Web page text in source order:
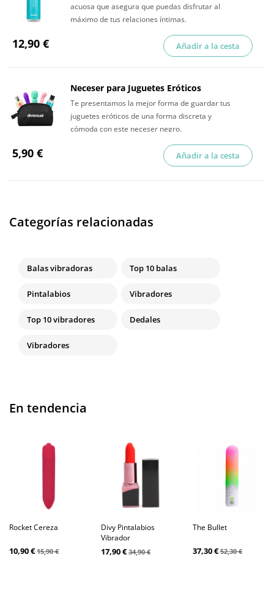
acuosa que asegura que puedas disfrutar al
máximo de tus relaciones íntimas.
12,90 € Añadir a la cesta
Neceser para Juguetes Eróticos
Te presentamos la mejor forma de guardar tus
juguetes eróticos de una forma discreta y
cómoda con este neceser negro.
5,90 € Añadir a la cesta
Categorías relacionadas
Balas vibradoras Top 10 balas
Pintalabios Vibradores
Top 10 vibradores Dedales
Vibradores
En tendencia
Rocket Cereza
10,90 €15,90 €
Divy Pintalabios
Vibrador
17,90 €34,90 €
The Bullet
37,30 €52,30 €